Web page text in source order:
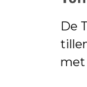
De
met